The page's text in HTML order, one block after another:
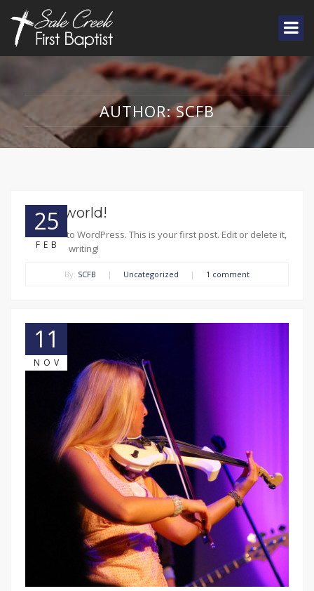
AUTHOR:SCFB
25
FEB
Hello world!
Welcome to WordPress. This is your first post. Edit or delete it,
then start writing!
By: SCFB | Uncategorized | 1 comment
11
NOV